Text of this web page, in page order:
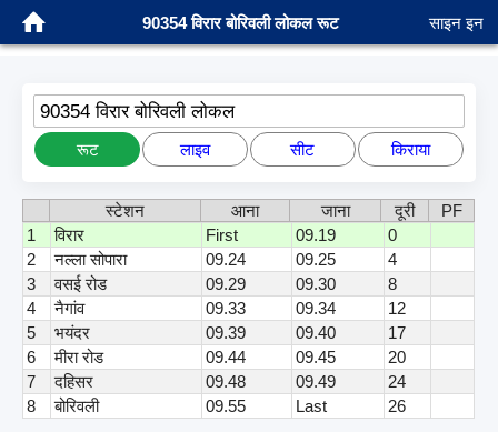
90354 विरार बोरिवली लोकल रूट साइन इन
90354 विरार बोरिवली लोकल
रूट लाइव सीट किराया
स्टेशन आना जाना दूरी
PF
1
विरार First 09.19
0
2
नल्ला सोपारा 09.24 09.25
4
3
वसई रोड 09.29 09.30
8
4
नैगांव 09.33 09.34
12
5
भयंदर 09.39 09.40
17
6
मीरा रोड 09.44 09.45
20
7
दहिसर 09.48 09.49
24
8
बोरिवली 09.55 Last
26